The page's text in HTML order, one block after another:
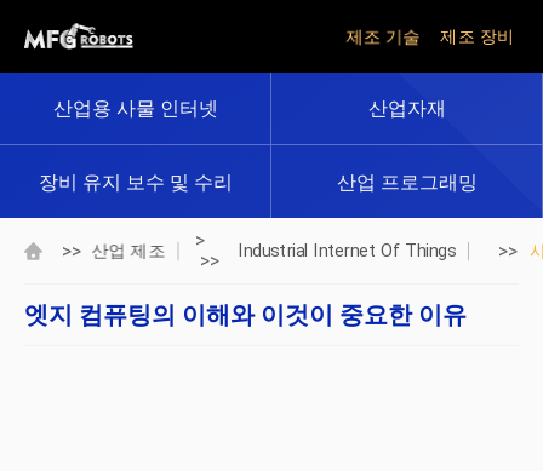
제조 기술 제조 장비
산업용 사물 인터넷 산업자재
장비 유지 보수 및 수리 산업 프로그래밍
>> 산업 제조
>
>>
Industrial Internet Of Things >>
엣지 컴퓨팅의 이해와 이것이 중요한 이유